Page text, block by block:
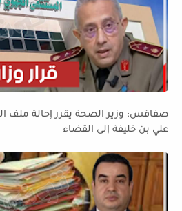
صفاقس: وزير الصحة يقرر إحالة ملف
علي بن خليفة إلى القضاء